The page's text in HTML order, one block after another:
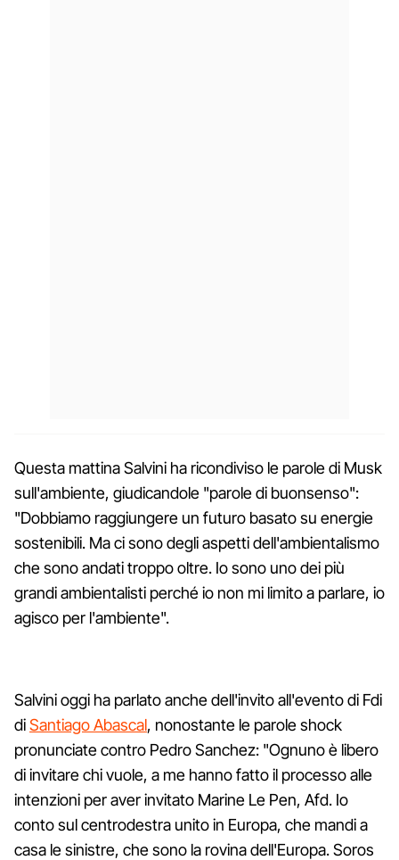
Questa mattina Salvini ha ricondiviso le parole di Musk
sull'ambiente, giudicandole "parole di buonsenso":
"Dobbiamo raggiungere un futuro basato su energie
sostenibili. Ma ci sono degli aspetti dell'ambientalismo
che sono andati troppo oltre. Io sono uno dei più
grandi ambientalisti perché io non mi limito a parlare, io
agisco per l'ambiente".
Salvini oggi ha parlato anche dell'invito all'evento di Fdi
diSantiago Abascal, nonostante le parole shock
pronunciate contro Pedro Sanchez: "Ognuno è libero
di invitare chi vuole, a me hanno fatto il processo alle
intenzioni per aver invitato Marine Le Pen, Afd. Io
conto sul centrodestra unito in Europa, che mandi a
casa le sinistre, che sono la rovina dell'Europa. Soros